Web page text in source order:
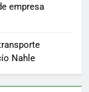
empresa
Nahle